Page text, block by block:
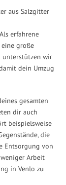
aus Salzgitter
erfahrene
eine große
unterstützen wir
dein Umzug
gesamten
dir auch
beispielsweise
die
Entsorgung von
Arbeit
in Venlo zu